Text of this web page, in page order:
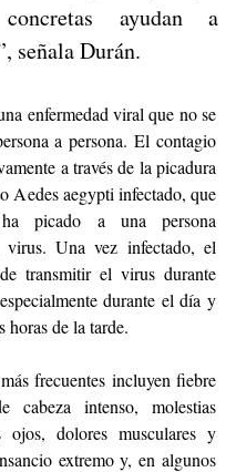
ayudan a
señala Durán.
enfermedad viral que no se
a persona. El contagio
a través de la picadura
Aedes aegypti infectado, que
ha picado a una persona
virus. Una vez infectado, el
transmitir el virus durante
durante el día y
horas de la tarde.
frecuentes incluyen fiebre
cabeza intenso, molestias
ojos, dolores musculares y
extremo y, en algunos